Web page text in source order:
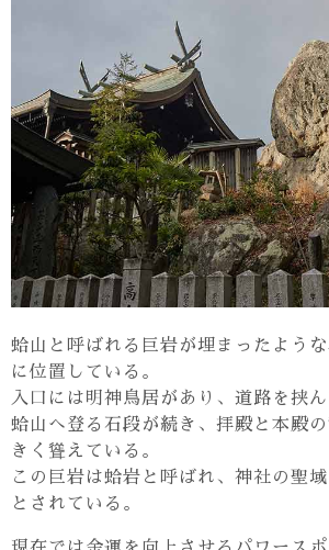
蛤山と呼ばれる巨岩が埋まったよう
に位置している。
入口には明神鳥居があり、道路を挟ん
蛤山へ登る石段が続き、拝殿と本殿
きく聳えている。
この巨岩は蛤岩と呼ばれ、神社の聖
とされている。